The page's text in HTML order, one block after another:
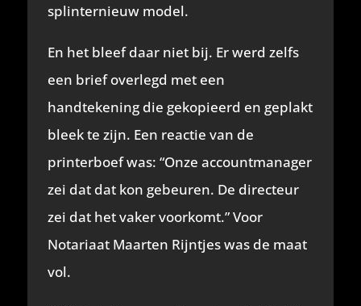
splinternieuw model.
En het bleef daar niet bij. Er werd zelfs
een brief overlegd met een
handtekening die gekopieerd en geplakt
bleek te zijn. Een reactie van de
printerboef was: “Onze accountmanager
zei dat dat kon gebeuren. De directeur
zei dat het vaker voorkomt.” Voor
Notariaat Maarten Rijntjes was de maat
vol.